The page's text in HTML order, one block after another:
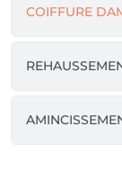
COIFFURE